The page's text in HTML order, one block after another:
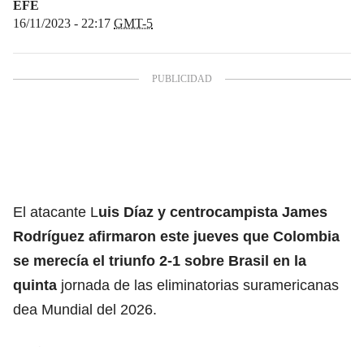
EFE
16/11/2023 - 22:17 GMT-5
El atacante Luis Díaz y centrocampista James
Rodríguez afirmaron este jueves que Colombia
se merecía el triunfo 2-1 sobre Brasil en la
quinta jornada de las eliminatorias suramericanas
dea Mundial del 2026.